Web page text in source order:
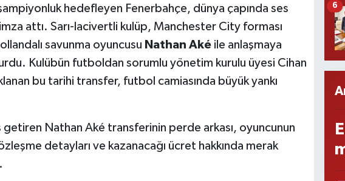
hedefleyen Fenerbahçe, dünya çapında ses
attı. Sarı-lacivertli kulüp, Manchester City forması
savunma oyuncusu Nathan Akéile anlaşmaya
Kulübün futboldan sorumlu yönetim kurulu üyesi Cihan
bu tarihi transfer, futbol camiasında büyük yankı
getiren Nathan Aké transferinin perde arkası, oyuncunun
detayları ve kazanacağı ücret hakkında merak
6